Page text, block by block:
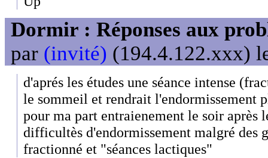
Dormir : Réponses aux
par (invité) (194.4.122.xxx)
d'aprés les études une séance intense
le sommeil et rendrait l'endormissement
pour ma part entraienement le soir après
difficultès d'endormissement malgré des
fractionné et "séances lactiques"